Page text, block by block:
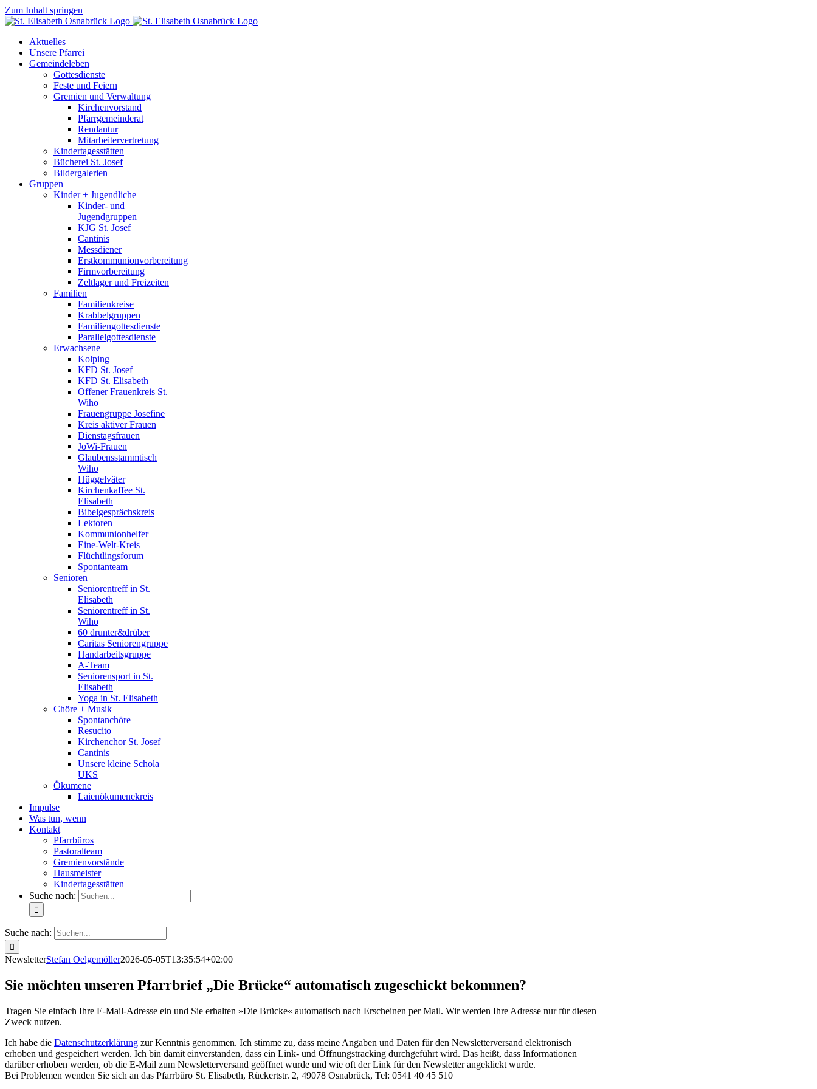
Zum Inhalt springen
Aktuelles
Unsere Pfarrei
Gemeindeleben
Gottesdienste
Feste und Feiern
Gremien und Verwaltung
Kirchenvorstand
Pfarrgemeinderat
Rendantur
Mitarbeitervertretung
Kindertagesstätten
Bücherei St. Josef
Bildergalerien
Gruppen
Kinder + Jugendliche
Kinder- und
Jugendgruppen
KJG St. Josef
Cantinis
Messdiener
Erstkommunionvorbereitung
Firmvorbereitung
Zeltlager und Freizeiten
Familien
Familienkreise
Krabbelgruppen
Familiengottesdienste
Parallelgottesdienste
Erwachsene
Kolping
KFD St. Josef
KFD St. Elisabeth
Offener Frauenkreis St.
Wiho
Frauengruppe Josefine
Kreis aktiver Frauen
Dienstagsfrauen
JoWi-Frauen
Glaubensstammtisch
Wiho
Hüggelväter
Kirchenkaffee St.
Elisabeth
Bibelgesprächskreis
Lektoren
Kommunionhelfer
Eine-Welt-Kreis
Flüchtlingsforum
Spontanteam
Senioren
Seniorentreff in St.
Elisabeth
Seniorentreff in St.
Wiho
60 drunter&drüber
Caritas Seniorengruppe
Handarbeitsgruppe
A-Team
Seniorensport in St.
Elisabeth
Yoga in St. Elisabeth
Chöre + Musik
Spontanchöre
Resucito
Kirchenchor St. Josef
Cantinis
Unsere kleine Schola
UKS
Ökumene
Laienökumenekreis
Impulse
Was tun, wenn
Kontakt
Pfarrbüros
Pastoralteam
Gremienvorstände
Hausmeister
Kindertagesstätten
Suche nach:
Suche nach:
NewsletterStefan Oelgemöller2026-05-05T13:35:54+02:00
Sie möchten unseren Pfarrbrief „Die Brücke“ automatisch zugeschickt bekommen?
Tragen Sie einfach Ihre E-Mail-Adresse ein und Sie erhalten »Die Brücke« automatisch nach Erscheinen per Mail. Wir werden Ihre Adresse nur für diesen
Zweck nutzen.
Ich habe die Datenschutzerklärung zur Kenntnis genommen. Ich stimme zu, dass meine Angaben und Daten für den Newsletterversand elektronisch
erhoben und gespeichert werden. Ich bin damit einverstanden, dass ein Link- und Öffnungstracking durchgeführt wird. Das heißt, dass Informationen
darüber erhoben werden, ob die E-Mail zum Newsletterversand geöffnet wurde und wie oft der Link für den Newsletter angeklickt wurde.
Bei Problemen wenden Sie sich an das Pfarrbüro St. Elisabeth, Rückertstr. 2, 49078 Osnabrück, Tel: 0541 40 45 510